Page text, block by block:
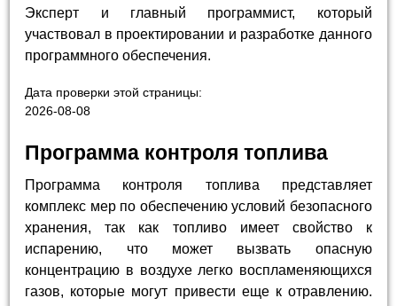
Эксперт и главный программист, который
участвовал в проектировании и разработке данного
программного обеспечения.
Дата проверки этой страницы:
2026-08-08
Программа контроля топлива
Программа контроля топлива представляет
комплекс мер по обеспечению условий безопасного
хранения, так как топливо имеет свойство к
испарению, что может вызвать опасную
концентрацию в воздухе легко воспламеняющихся
газов, которые могут привести еще к отравлению.